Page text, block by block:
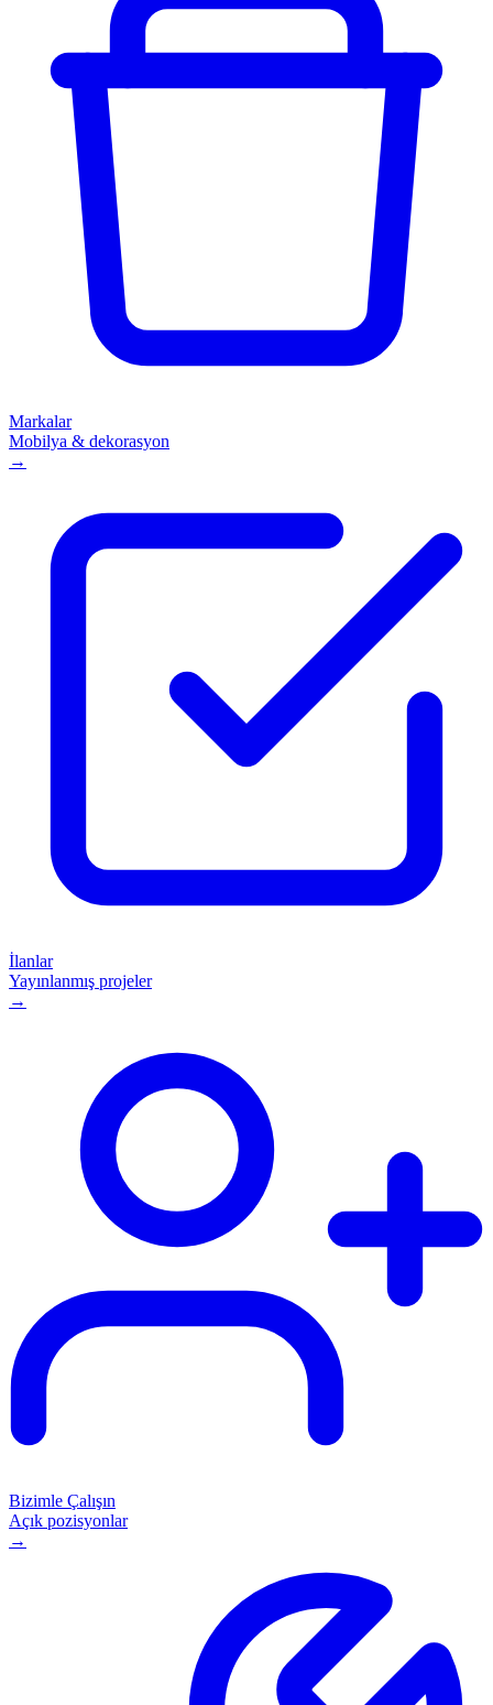
Markalar
Mobilya & dekorasyon
→
İlanlar
Yayınlanmış projeler
→
Bizimle Çalışın
Açık pozisyonlar
→